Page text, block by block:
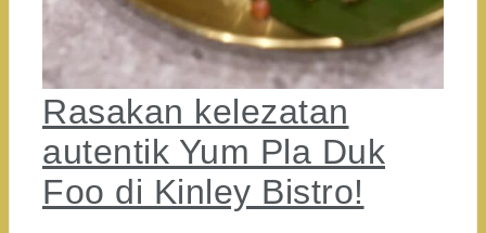
Rasakan kelezatan
autentik Yum Pla Duk
Foo di Kinley Bistro!